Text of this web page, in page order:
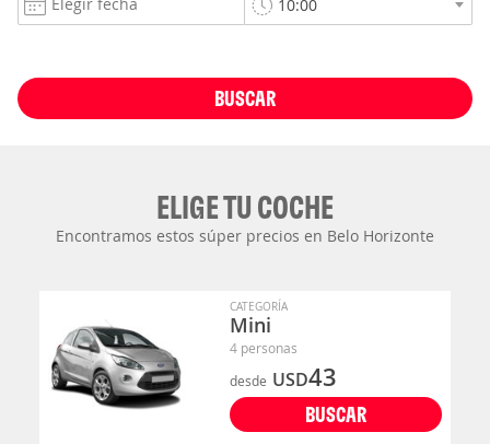
BUSCAR
ELIGE TU COCHE
Encontramos estos súper precios en Belo Horizonte
CATEGORÍA
Mini
4 personas
desde USD43
BUSCAR